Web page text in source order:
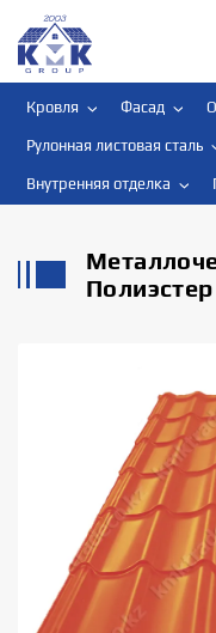
Кровля Фасад
Рулонная листовая сталь
Внутренняя отделка